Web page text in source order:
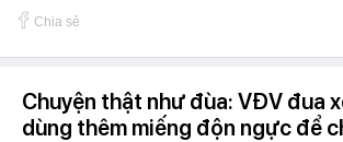
Chia sẻ
Chuyện thật như đùa: VĐV đua
dùng thêm miếng độn ngực để